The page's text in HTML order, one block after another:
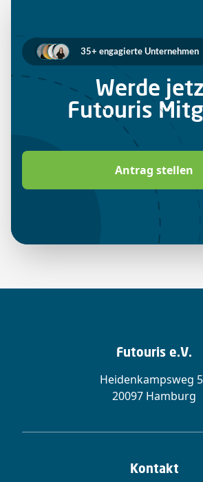
35+ engagierte Unternehmen
Werde
Futouris
Antrag stellen
Futouris e.V.
Heidenkampsweg
20097 Hamburg
Kontakt